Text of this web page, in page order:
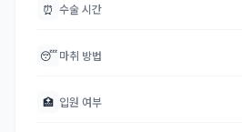
⏰ 수술 시간
😴 마취 방법
🏥 입원 여부